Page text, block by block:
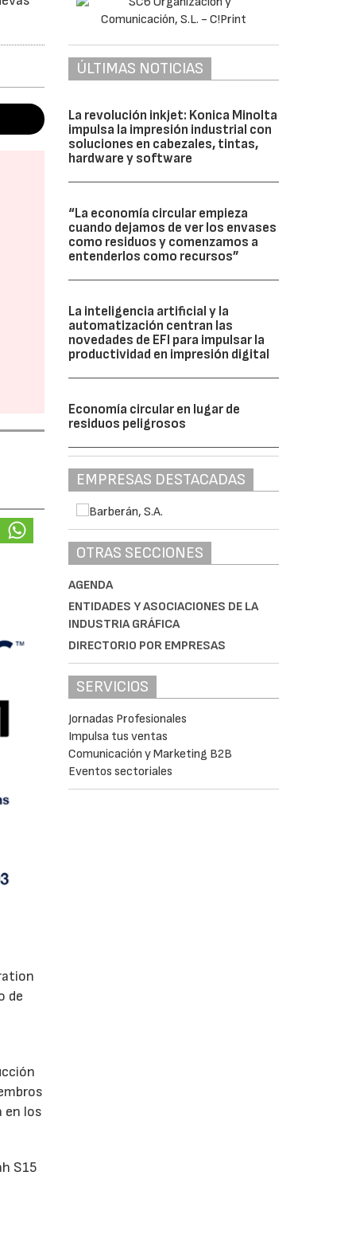
de
en los
S15
ÚLTIMAS NOTICIAS
La revolución inkjet: Konica Minolta
impulsa la impresión industrial con
soluciones en cabezales, tintas,
hardware y software
“La economía circular empieza
cuando dejamos de ver los envases
como residuos y comenzamos a
entenderlos como recursos”
La inteligencia artificial y la
automatización centran las
novedades de EFI para impulsar la
productividad en impresión digital
Economía circular en lugar de
residuos peligrosos
EMPRESAS DESTACADAS
OTRAS SECCIONES
AGENDA
ENTIDADES Y ASOCIACIONES DE LA
INDUSTRIA GRÁFICA
DIRECTORIO POR EMPRESAS
SERVICIOS
Jornadas Profesionales
Impulsa tus ventas
Comunicación y Marketing B2B
Eventos sectoriales